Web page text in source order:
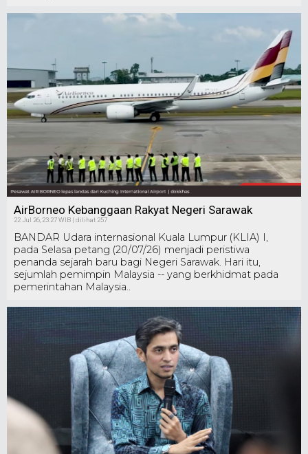
AirBorneo Kebanggaan Rakyat Negeri Sarawak
22 Jul 26, 23:27 WIB | dilihat 257
BANDAR Udara internasional Kuala Lumpur (KLIA) I,
pada Selasa petang (20/07/26) menjadi peristiwa
penanda sejarah baru bagi Negeri Sarawak. Hari itu,
sejumlah pemimpin Malaysia -- yang berkhidmat pada
pemerintahan Malaysia..